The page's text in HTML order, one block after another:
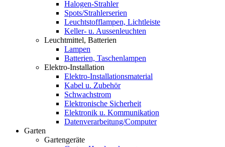
Halogen-Strahler
Spots/Strahlerserien
Leuchtstofflampen, Lichtleiste
Keller- u. Aussenleuchten
Leuchtmittel, Batterien
Lampen
Batterien, Taschenlampen
Elektro-Installation
Elektro-Installationsmaterial
Kabel u. Zubehör
Schwachstrom
Elektronische Sicherheit
Elektronik u. Kommunikation
Datenverarbeitung/Computer
Garten
Gartengeräte